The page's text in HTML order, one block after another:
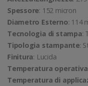
Spessore: 152 micron
Diametro Esterno: 114
Tecnologia di stampa:
Tipologia stampante:
Finitura: Lucida
Temperatura
Temperatura di